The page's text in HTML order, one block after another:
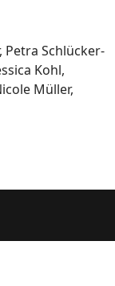
Petra Schlücker-
Kohl,
Müller,